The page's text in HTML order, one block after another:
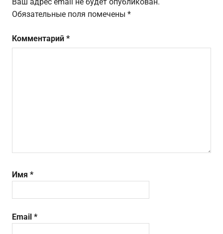
Обязательные поля помечены *
Комментарий *
Имя *
Email *